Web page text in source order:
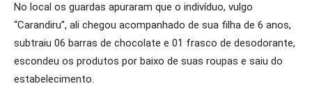
No local os guardas apuraram que o indivíduo, vulgo
“Carandiru”, ali chegou acompanhado de sua filha de 6 anos,
subtraiu 06 barras de chocolate e 01 frasco de desodorante,
escondeu os produtos por baixo de suas roupas e saiu do
estabelecimento.